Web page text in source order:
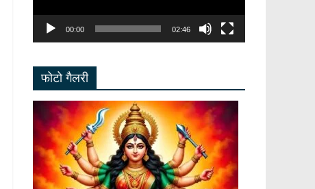
00:00 02:46
फोटो गैलरी